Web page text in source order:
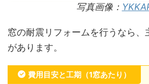
写真画像：
窓の耐震リフォームを行うなら、
があります。
費用目安と工期（1窓あたり）